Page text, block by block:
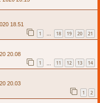
18.51
1 … 18 19 20 21
20.08
1 11 12 13 14
20.03
1 2